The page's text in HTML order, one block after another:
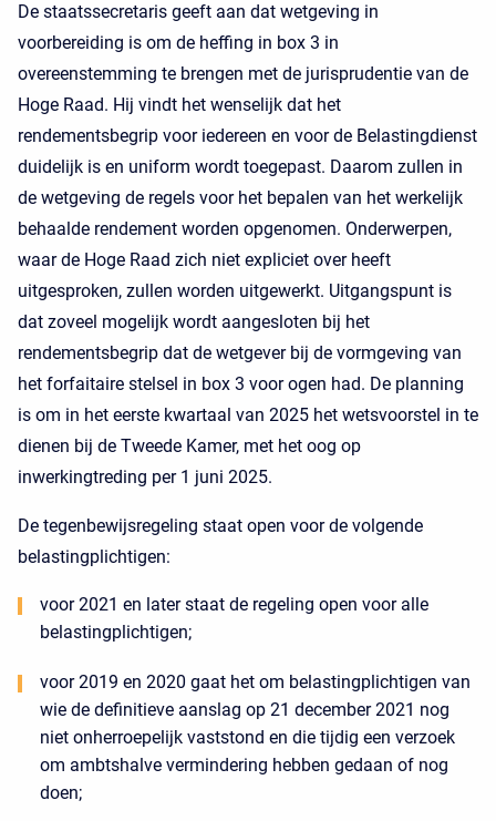
De staatssecretaris geeft aan dat wetgeving in
voorbereiding is om de heffing in box 3 in
overeenstemming te brengen met de jurisprudentie van de
Hoge Raad. Hij vindt het wenselijk dat het
rendementsbegrip voor iedereen en voor de Belastingdienst
duidelijk is en uniform wordt toegepast. Daarom zullen in
de wetgeving de regels voor het bepalen van het werkelijk
behaalde rendement worden opgenomen. Onderwerpen,
waar de Hoge Raad zich niet expliciet over heeft
uitgesproken, zullen worden uitgewerkt. Uitgangspunt is
dat zoveel mogelijk wordt aangesloten bij het
rendementsbegrip dat de wetgever bij de vormgeving van
het forfaitaire stelsel in box 3 voor ogen had. De planning
is om in het eerste kwartaal van 2025 het wetsvoorstel in te
dienen bij de Tweede Kamer, met het oog op
inwerkingtreding per 1 juni 2025.
De tegenbewijsregeling staat open voor de volgende
belastingplichtigen:
voor 2021 en later staat de regeling open voor alle
belastingplichtigen;
voor 2019 en 2020 gaat het om belastingplichtigen van
wie de definitieve aanslag op 21 december 2021 nog
niet onherroepelijk vaststond en die tijdig een verzoek
om ambtshalve vermindering hebben gedaan of nog
doen;